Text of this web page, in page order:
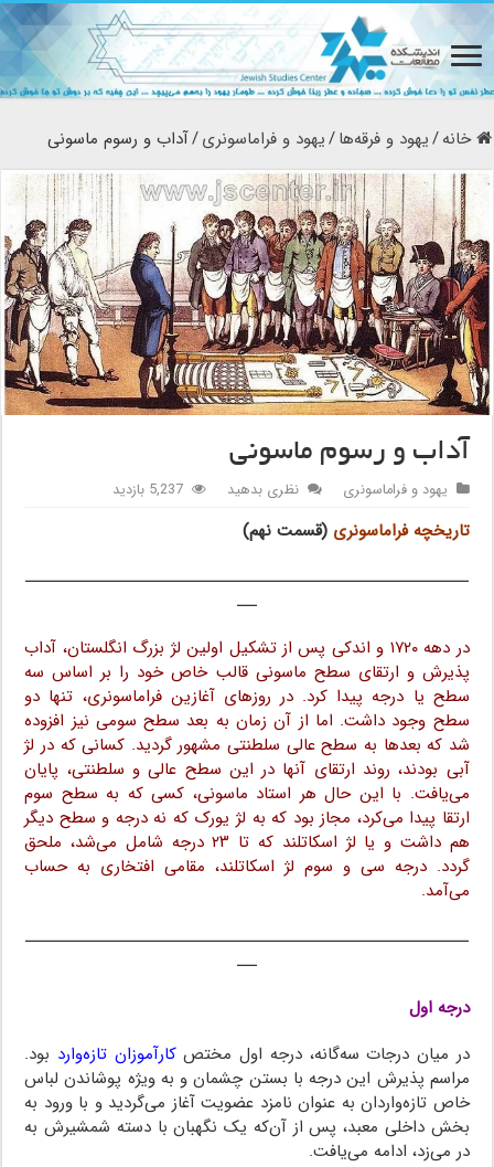
خانه/یهود و فرقه‌ها/یهود و فراماسونری/آداب و رسوم ماسونی
آداب و رسوم ماسونی
یهود و فراماسونری نظری بدهید 5,237 بازدید
تاریخچه فراماسونری (قسمت نهم)
ـــــــــــــــــــــــــــــــــــــــــــــــــــــــــــــــــــ
ـــ
در دهه ۱۷۲۰ و اندکی پس از تشکیل اولین لژ بزرگ انگلستان، آداب
پذیرش و ارتقای سطح ماسونی قالب خاص خود را بر اساس سه
سطح یا درجه پیدا کرد. در روزهای آغازین فراماسونری، تنها دو
سطح وجود داشت. اما از آن زمان به بعد سطح سومی نیز افزوده
شد که بعدها به سطح عالی سلطنتی مشهور گردید. کسانی که در لژ
آبی بودند، روند ارتقای آنها در این سطح عالی و سلطنتی، پایان
می‌یافت. با این حال هر استاد ماسونی، کسی که به سطح سوم
ارتقا پیدا می‌کرد، مجاز بود که به لژ یورک که نه درجه و سطح دیگر
هم داشت و یا لژ اسکاتلند که تا ۲۳ درجه شامل می‌شد، ملحق
گردد. درجه سی و سوم لژ اسکاتلند، مقامی افتخاری به حساب
می‌آمد.
ـــــــــــــــــــــــــــــــــــــــــــــــــــــــــــــــــــ
ـــ
درجه اول
در میان درجات سه‌گانه، درجه اول مختصکار‌آموزان تازه‌وارد بود.
مراسم پذیرش این درجه با بستن چشمان و به ویژه پوشاندن لباس
خاص تازه‌واردان به عنوان نامزد عضویت آغاز می‌گردید و با ورود به
بخش داخلی معبد، پس از آن‌که یک نگهبان با دسته شمشیرش به
در می‌زد، ادامه می‌یافت.